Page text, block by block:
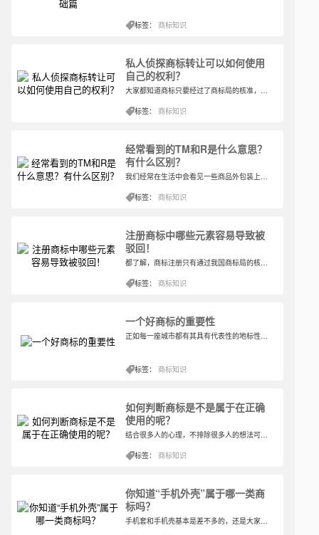
标签：商标知识
私人侦探商标转让可以如何使用
自己的权利？
标签：商标知识
经常看到的TM和R是什么意思？
有什么区别？
标签：商标知识
注册商标中哪些元素容易导致被
驳回！
都了解，商标注册只有通过我国商标局的核准才可以拥有其法律效应，其商标注册人才能拥有商标的专用权，但也不是说所有的商标都能成为注册商标的，也有注册时提交过多的元素组合注册的商标可能会被驳回的问题，那么注册商标中哪些元素容易导致被驳回？
标签：商标知识
一个好商标的重要性
正如每一座城市都有其具有代表性的地标性建筑，每一个企业也必须具有其代表性的商标。就比如，一提到上海就让人联想到“东方明珠”，那么一提到披萨饼快餐店就容易让人想到“必胜客”一样。
标签：商标知识
如何判断商标是不是属于在正确
使用的呢？
结合很多人的心理，不排除很多人的想法可能是这样想的，商标注册成功就属于自己了，便想着我想怎么用就怎么用，其实这样的想法是大大错误的。相反，商标如果没有按照商标法的规定使用，那么很有可能会被商标局撒销哦，所以权利人一定要注意商标的规范使用，那么怎么判断商标是不是属于在正确使用的呢？
标签：商标知识
你知道“手机外壳”属于哪一类商
标吗？
手机套和手机壳基本是差不多的，还是大家的说法不同而已，有些人喜欢说手机壳，有些人喜欢说手机套。但站在专业角度来说，它们还是有差别的哦，区别在于，手机外壳一般是指在外面保护我们手机的硬壳，而手机套一般是指我们常用的硅胶、软塑料等的软壳。如今，这也是我们日常生活中常见的物品，几乎人人都有。那么你知道手机外壳在商标里属于哪一类商标吗？